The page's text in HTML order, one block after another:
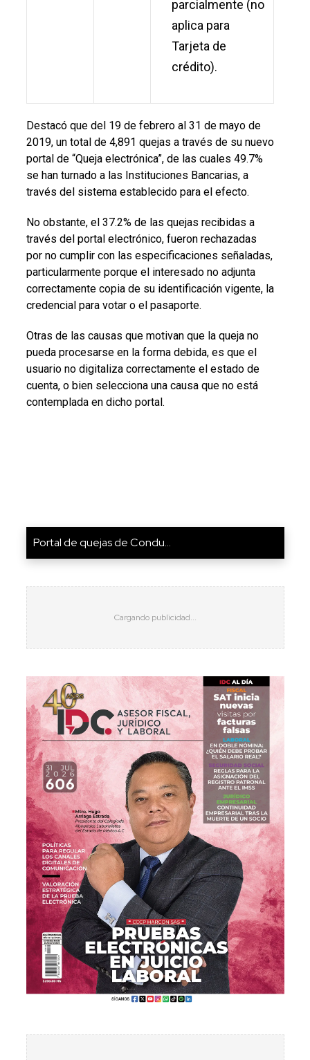
parcialmente (no
aplica para
Tarjeta de
crédito).
Destacó que del 19 de febrero al 31 de mayo de
2019, un total de 4,891 quejas a través de su nuevo
portal de “Queja electrónica”, de las cuales 49.7%
se han turnado a las Instituciones Bancarias, a
través del sistema establecido para el efecto.
No obstante, el 37.2% de las quejas recibidas a
través del portal electrónico, fueron rechazadas
por no cumplir con las especificaciones señaladas,
particularmente porque el interesado no adjunta
correctamente copia de su identificación vigente, la
credencial para votar o el pasaporte.
Otras de las causas que motivan que la queja no
pueda procesarse en la forma debida, es que el
usuario no digitaliza correctamente el estado de
cuenta, o bien selecciona una causa que no está
contemplada en dicho portal.
Portal de quejas de Condu...